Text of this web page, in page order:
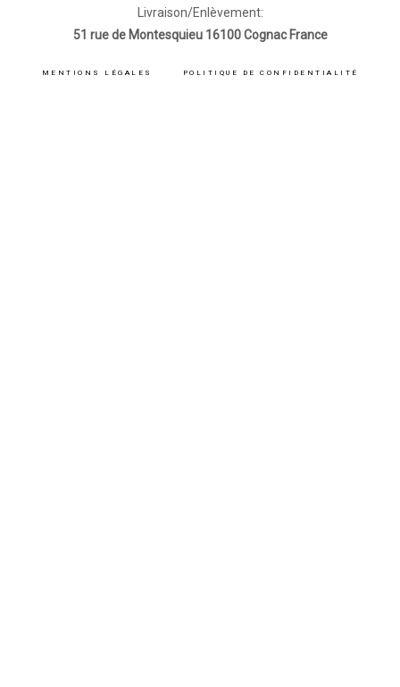
Livraison/Enlèvement:
51 rue de Montesquieu 16100 Cognac France
MENTIONS LÉGALES POLITIQUE DE CONFIDENTIALITÉ